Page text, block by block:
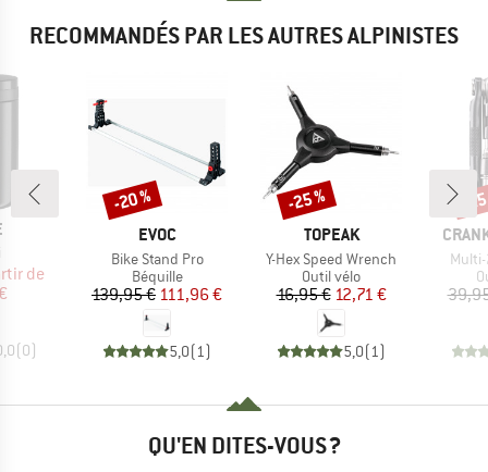
RECOMMANDÉS PAR LES AUTRES ALPINISTES
réduit
de
(0)
MARQUE
EVOC
Article
Bike Stand Pro
Product group
Béquille
Prix
139,95 €Prix réduit
111,96 €
5,0(1)
Remise
-20 %
MARQUE
TOPEAK
Article
Y-Hex Speed Wrench
Product group
Outil vélo
Prix
16,95 €Prix réduit
12,71 €
5,0(1)
Remise
-25 %
Article
-
QU'EN DITES-VOUS ?